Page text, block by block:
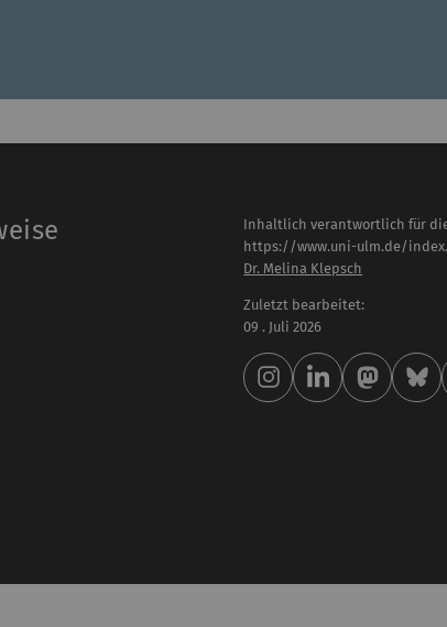
Inhaltlich verantwortlich für
https://www.uni-ulm.de/
Dr. Melina Klepsch
Zuletzt bearbeitet:
09 . Juli 2026